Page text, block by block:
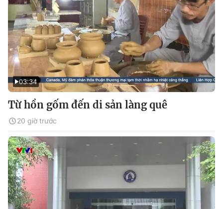
03:34
Từ hồn gốm đến di sản làng quê
20 giờ trước